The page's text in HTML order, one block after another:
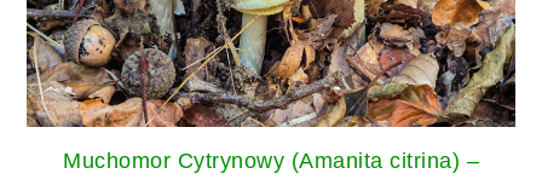
Muchomor Cytrynowy (Amanita citrina) –